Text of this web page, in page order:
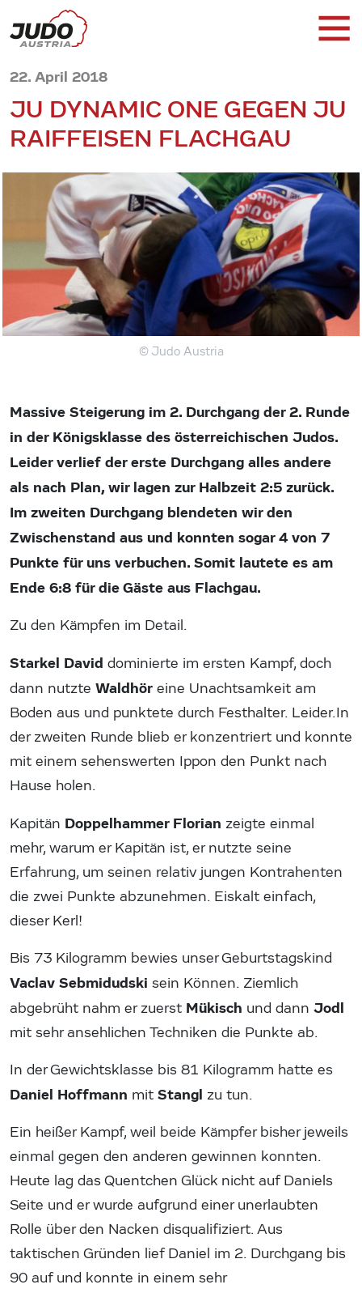
22. April 2018
JU DYNAMIC ONE GEGEN JU
RAIFFEISEN FLACHGAU
© Judo Austria
Massive Steigerung im 2. Durchgang der 2. Runde
in der Königsklasse des österreichischen Judos.
Leider verlief der erste Durchgang alles andere
als nach Plan, wir lagen zur Halbzeit 2:5 zurück.
Im zweiten Durchgang blendeten wir den
Zwischenstand aus und konnten sogar 4 von 7
Punkte für uns verbuchen. Somit lautete es am
Ende 6:8 für die Gäste aus Flachgau.
Zu den Kämpfen im Detail.
Starkel David dominierte im ersten Kampf, doch
dann nutzte Waldhör eine Unachtsamkeit am
Boden aus und punktete durch Festhalter. Leider.In
der zweiten Runde blieb er konzentriert und konnte
mit einem sehenswerten Ippon den Punkt nach
Hause holen.
Kapitän Doppelhammer Florian zeigte einmal
mehr, warum er Kapitän ist, er nutzte seine
Erfahrung, um seinen relativ jungen Kontrahenten
die zwei Punkte abzunehmen. Eiskalt einfach,
dieser Kerl!
Bis 73 Kilogramm bewies unser Geburtstagskind
Vaclav Sebmidudski sein Können. Ziemlich
abgebrüht nahm er zuerst Mükisch und dann Jodl
mit sehr ansehlichen Techniken die Punkte ab.
In der Gewichtsklasse bis 81 Kilogramm hatte es
Daniel Hoffmann mit Stangl zu tun.
Ein heißer Kampf, weil beide Kämpfer bisher jeweils
einmal gegen den anderen gewinnen konnten.
Heute lag das Quentchen Glück nicht auf Daniels
Seite und er wurde aufgrund einer unerlaubten
Rolle über den Nacken disqualifiziert. Aus
taktischen Gründen lief Daniel im 2. Durchgang bis
90 auf und konnte in einem sehr